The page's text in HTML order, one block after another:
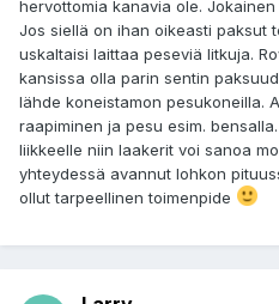
hervottomia kanavia ole.
Jos siellä on ihan oikeasti paksut
uskaltaisi laittaa peseviä litkuja.
kansissa olla parin sentin
lähde koneistamon pesukoneilla.
raapiminen ja pesu esim.
liikkeelle niin laakerit voi sanoa
yhteydessä avannut lohkon
ollut tarpeellinen toimenpide